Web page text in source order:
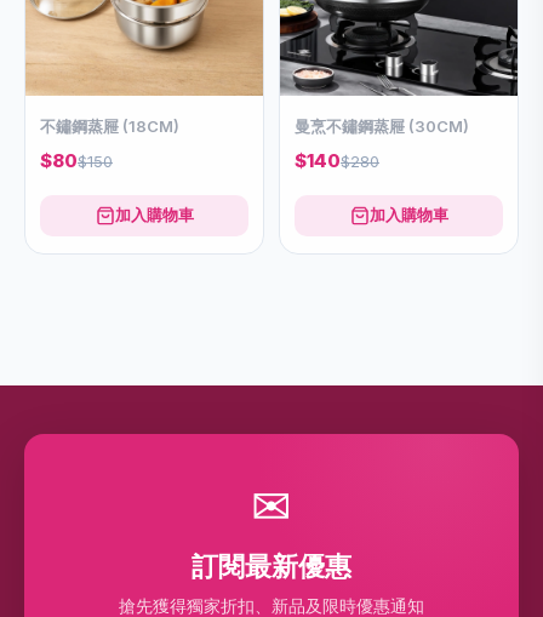
不鏽鋼蒸屜 (18CM)
$80$150
加入購物車
曼烹不鏽鋼蒸屜 (30CM)
$140$280
加入購物車
✉
訂閱最新優惠
搶先獲得獨家折扣、新品及限時優惠通知